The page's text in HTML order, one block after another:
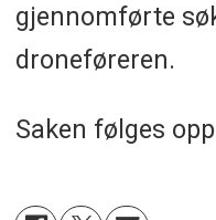
gjennomførte
droneføreren.
Saken følges